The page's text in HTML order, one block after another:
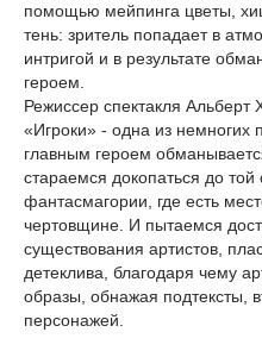
помощью мейпинга цветы,
тень: зритель попадает в
интригой и в результате
героем.
Режиссер спектакля
«Игроки» - одна из немногих
главным героем
стараемся докопаться до той
фантасмагории, где есть
чертовщине. И пытаемся
существования артистов,
детеклива, благодаря чему
образы, обнажая подтексты,
персонажей.